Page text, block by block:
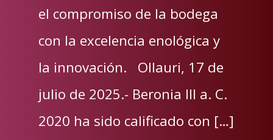
el compromiso de la bodega
con la excelencia enológica y
la innovación. Ollauri, 17 de
julio de 2025.- Beronia III a. C.
2020 ha sido calificado con […]